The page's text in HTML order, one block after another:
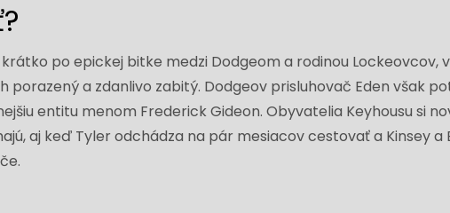
po epickej bitke medzi Dodgeom a rodinou Lockeovcov, v
porazený a zdanlivo zabitý. Dodgeov prisluhovač Eden však
entitu menom Frederick Gideon. Obyvatelia Keyhousu si
aj keď Tyler odchádza na pár mesiacov cestovať a Kinsey a